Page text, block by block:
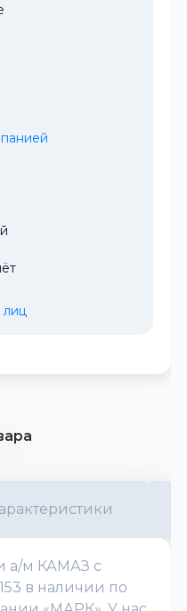
а/м КАМАЗ с
в наличии по